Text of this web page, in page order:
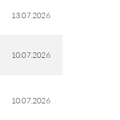
13.07.2026
10.07.2026
10.07.2026